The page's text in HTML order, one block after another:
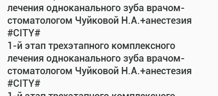
лечения одноканального зуба врачом-
стоматологом Чуйковой Н.А.+анестезия
#CITY#
1-й этап трехэтапного комплексного
лечения одноканального зуба врачом-
стоматологом Чуйковой Н.А.+анестезия
#CITY#